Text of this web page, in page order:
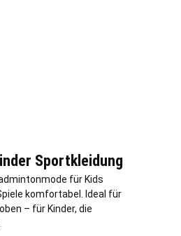
Sportkleidung
für Kids
komfortabel. Ideal für
– für Kinder, die